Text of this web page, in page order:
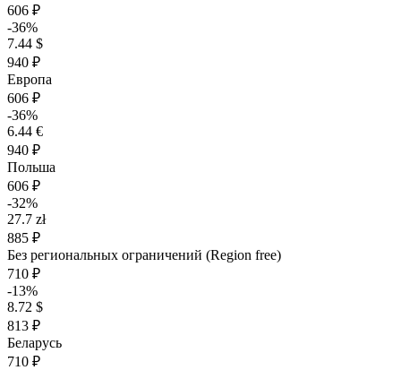
606 ₽
-36%
7.44 $
940 ₽
Европа
606 ₽
-36%
6.44 €
940 ₽
Польша
606 ₽
-32%
27.7 zł
885 ₽
Без региональных ограничений (Region free)
710 ₽
-13%
8.72 $
813 ₽
Беларусь
710 ₽